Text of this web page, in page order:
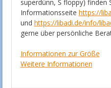
superdünn, S floppy) finden
Informationsseite https://
und https://libadi.de/info/
gerne über persönliche
Informationen zur Größe
Weitere Informationen